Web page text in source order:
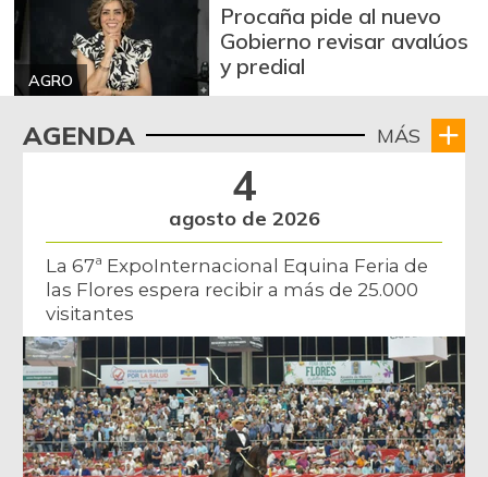
AGRO
Procaña pide al nuevo
Gobierno revisar avalúos
y predial
AGENDA MÁS
4
agosto de 2026
La 67ª ExpoInternacional Equina Feria de
las Flores espera recibir a más de 25.000
visitantes